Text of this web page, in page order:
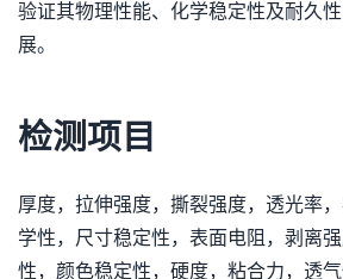
验证其物理性能、化学稳定性及耐久
展。
检测项目
厚度，拉伸强度，撕裂强度，透光率
学性，尺寸稳定性，表面电阻，剥离
性，颜色稳定性，硬度，粘合力，透